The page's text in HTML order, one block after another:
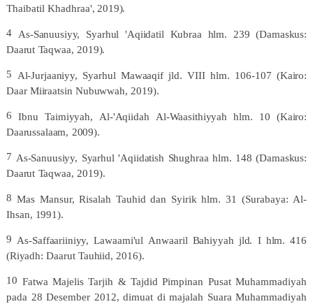
Thaibatil Khadhraa', 2019).
4 As-Sanuusiyy, Syarhul 'Aqiidatil Kubraa hlm. 239 (Damaskus:
Daarut Taqwaa, 2019).
5 Al-Jurjaaniyy, Syarhul Mawaaqif jld. VIII hlm. 106-107 (Kairo:
Daar Miiraatsin Nubuwwah, 2019).
6 Ibnu Taimiyyah, Al-'Aqiidah Al-Waasithiyyah hlm. 10
(Kairo:
Daarussalaam, 2009).
7 As-Sanuusiyy, Syarhul 'Aqiidatish Shughraa hlm. 148 (Damaskus:
Daarut Taqwaa, 2019).
8 Mas Mansur, Risalah Tauhid dan Syirik hlm. 31 (Surabaya: Al-
Ihsan, 1991).
9 As-Saffaariiniyy, Lawaami'ul Anwaaril Bahiyyah jld. I hlm. 416
(Riyadh: Daarut Tauhiid, 2016).
10 Fatwa Majelis Tarjih & Tajdid Pimpinan Pusat Muhammadiyah
pada 28 Desember 2012, dimuat di majalah Suara Muhammadiyah